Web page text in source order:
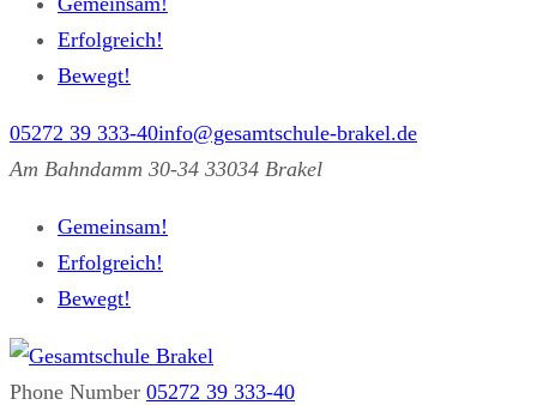
Erfolgreich!
Bewegt!
05272 39 333-40info@gesamtschule-brakel.de
Am Bahndamm 30-34 33034 Brakel
Gemeinsam!
Erfolgreich!
Bewegt!
Phone Number 05272 39 333-40